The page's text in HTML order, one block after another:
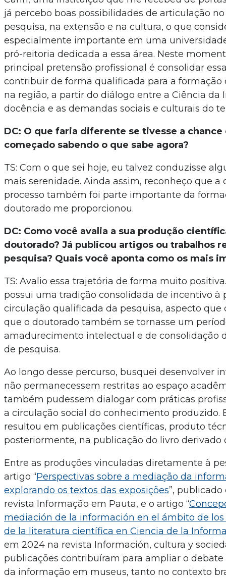
já percebo boas possibilidades de articulação
pesquisa, na extensão e na cultura, o que
especialmente importante em uma
pró-reitoria dedicada a essa área. Neste
principal pretensão profissional é consolidar
contribuir de forma qualificada para a formação
na região, a partir do diálogo entre a Ciência da
docência e as demandas sociais e culturais do
DC: O que faria diferente se tivesse a chance
começado sabendo o que sabe agora?
TS: Com o que sei hoje, eu talvez conduzisse
mais serenidade. Ainda assim, reconheço que a
processo também foi parte importante da
doutorado me proporcionou.
DC: Como você avalia a sua produção
doutorado? Já publicou artigos ou trabalhos
pesquisa? Quais você aponta como os mais
TS: Avalio essa trajetória de forma muito
possui uma tradição consolidada de incentivo à
circulação qualificada da pesquisa, aspecto
que o doutorado também se tornasse um
amadurecimento intelectual e de consolidação
de pesquisa.
Ao longo desse percurso, busquei desenvolver
não permanecessem restritas ao espaço
também pudessem dialogar com práticas
a circulação social do conhecimento produzido.
resultou em publicações científicas, produto
posteriormente, na publicação do livro derivado
Entre as produções vinculadas diretamente à
artigo “Perspectivas sobre a mediação da
explorando os textos das exposições”,
revista Informação em Pauta, e o artigo “
mediación de la información en el ámbito de
de la literatura científica en Ciencia de la
em 2024 na revista Información, cultura y
publicações contribuíram para ampliar o
da informação em museus, tanto no contexto